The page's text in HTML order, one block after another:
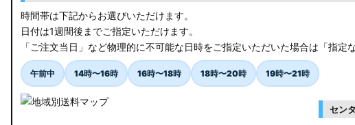
RC1/2 オデッセイ
GB5〜8 フリード
GR フィット
GP5/6 GK3〜6 フィット
時間帯は下記からお選びいただけます。
日付は1週間後までご指定いただけます。
「ご注文当日」など物理的に不可能な日時をご指定いただいた場合は「指定
午前中 14時〜16時 16時〜18時 18時〜20時 19時〜21時
セン